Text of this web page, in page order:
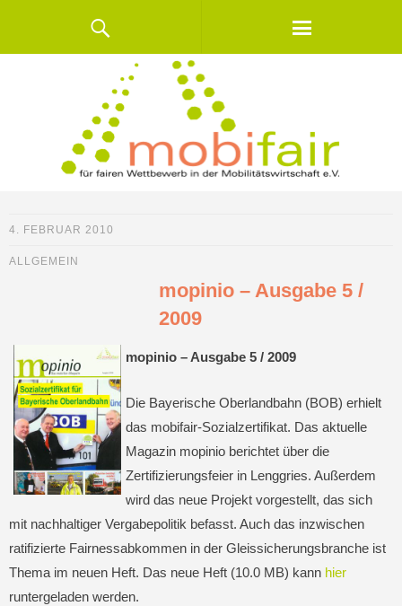
4. FEBRUAR 2010
ALLGEMEIN
mopinio – Ausgabe 5 /
2009
mopinio – Ausgabe 5 / 2009
Die Bayerische Oberlandbahn (BOB) erhielt
das mobifair-Sozialzertifikat. Das aktuelle
Magazin mopinio berichtet über die
Zertifizierungsfeier in Lenggries. Außerdem
wird das neue Projekt vorgestellt, das sich
mit nachhaltiger Vergabepolitik befasst. Auch das inzwischen
ratifizierte Fairnessabkommen in der Gleissicherungsbranche ist
Thema im neuen Heft. Das neue Heft (10.0 MB) kann hier
runtergeladen werden.